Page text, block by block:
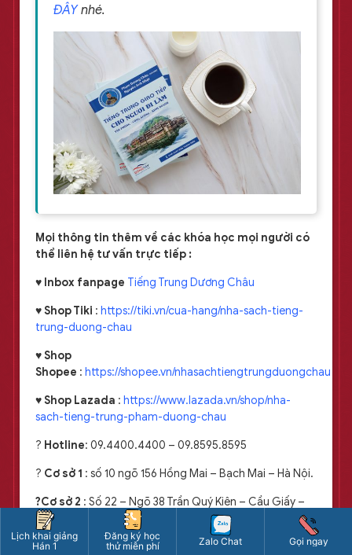
ĐÂYnhé.
Mọi thông tin thêm về các khóa học mọi người có
thể liên hệ tư vấn trực tiếp :
♥ Inbox fanpage Tiếng Trung Dương Châu
♥Shop Tiki : https://tiki.vn/cua-hang/nha-sach-tieng-
trung-duong-chau
♥Shop
Shopee : https://shopee.vn/nhasachtiengtrungduongchau
♥Shop Lazada : https://www.lazada.vn/shop/nha-
sach-tieng-trung-pham-duong-chau
? Hotline: 09.4400.4400 – 09.8595.8595
?️ Cơ sở 1 : số 10 ngõ 156 Hồng Mai – Bạch Mai – Hà Nội.
?️Cơ sở 2 : Số 22 – Ngõ 38 Trần Quý Kiên – Cầu Giấy –
Hà Nội
Lịch khai giảng
Hán 1
Đăng ký học
thử miễn phí
Zalo Chat Gọi ngay